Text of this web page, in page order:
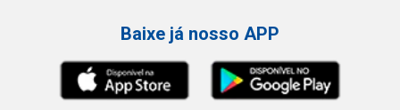
Baixe já nosso APP